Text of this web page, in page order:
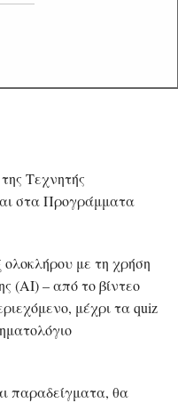
Τεχνητής
στα Προγράμματα
με τη χρήση
(AI) – από το βίντεο
μέχρι τα quiz
παραδείγματα, θα